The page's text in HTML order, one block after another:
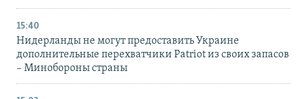
15:40
Нидерланды не могут предоставить Украине
дополнительные перехватчики Patriot из своих запасов
– Минобороны страны